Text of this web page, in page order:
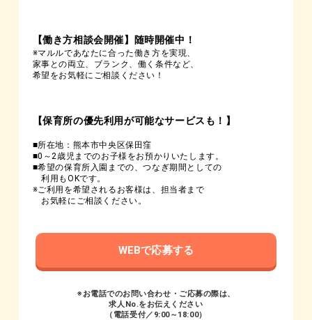
【働き方相談会開催】随時開催中！
※マルルであなたに合った働き方を実現、
家事との両立、ブランク、働く条件など、
希望をお気軽にご相談ください！
【保育所の優先利用が可能なサービスも！】
■所在地：熊本市中央区保田窪
■0～2歳児までのお子様をお預かりいたします。
■希望の保育所入園までの、つなぎ期間としての
利用もOKです。
※ご利用を希望されるお客様は、担当者まで
お気軽にご相談ください。
WEBで応募する
※お電話でのお問い合わせ・ご応募の際は、
求人No.をお伝えください
（電話受付／9:00～18:00）